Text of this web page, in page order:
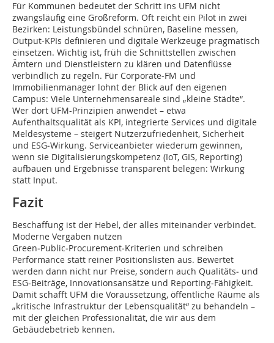
Für Kommunen bedeutet der Schritt ins UFM nicht
zwangsläufig eine Großreform. Oft reicht ein Pilot in zwei
Bezirken: Leistungsbündel schnüren, Baseline messen,
Output‑KPIs definieren und digitale Werkzeuge pragmatisch
einsetzen. Wichtig ist, früh die Schnittstellen zwischen
Ämtern und Dienstleistern zu klären und Datenflüsse
verbindlich zu regeln. Für Corporate‑FM und
Immobilienmanager lohnt der Blick auf den eigenen
Campus: Viele Unternehmensareale sind „kleine Städte“.
Wer dort UFM-Prinzipien anwendet – etwa
Aufenthaltsqualität als KPI, integrierte Services und digitale
Meldesysteme – steigert Nutzerzufriedenheit, Sicherheit
und ESG‑Wirkung. Serviceanbieter wiederum gewinnen,
wenn sie Digitalisierungskompetenz (IoT, GIS, Reporting)
aufbauen und Ergebnisse transparent belegen: Wirkung
statt Input.
Fazit
Beschaffung ist der Hebel, der alles miteinander verbindet.
Moderne Vergaben nutzen
Green‑Public‑Procurement‑Kriterien und schreiben
Performance statt reiner Positionslisten aus. Bewertet
werden dann nicht nur Preise, sondern auch Qualitäts‑ und
ESG‑Beiträge, Innovationsansätze und Reporting‑Fähigkeit.
Damit schafft UFM die Voraussetzung, öffentliche Räume als
„kritische Infrastruktur der Lebensqualität“ zu behandeln –
mit der gleichen Professionalität, die wir aus dem
Gebäudebetrieb kennen.